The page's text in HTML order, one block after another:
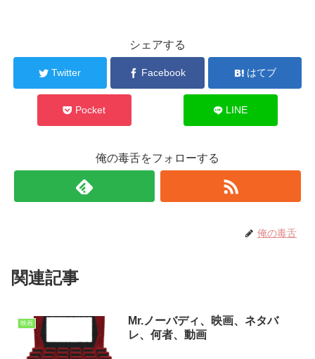
シェアする
Twitter Facebook はてブ
Pocket LINE
俺の毒舌をフォローする
俺の毒舌
関連記事
映画
Mr.ノーバディ、映画、ネタバ
レ、何者、動画